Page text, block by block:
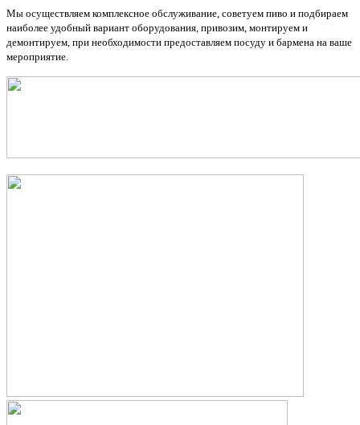
Мы осуществляем комплексное обслуживание, советуем пиво и подбираем
наиболее удобный вариант оборудования, привозим, монтируем и
демонтируем, при необходимости предоставляем посуду и бармена на ваше
мероприятие.